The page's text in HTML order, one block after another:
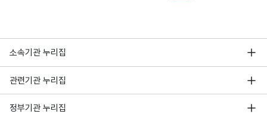
소속기관 누리집
관련기관 누리집
정부기관 누리집